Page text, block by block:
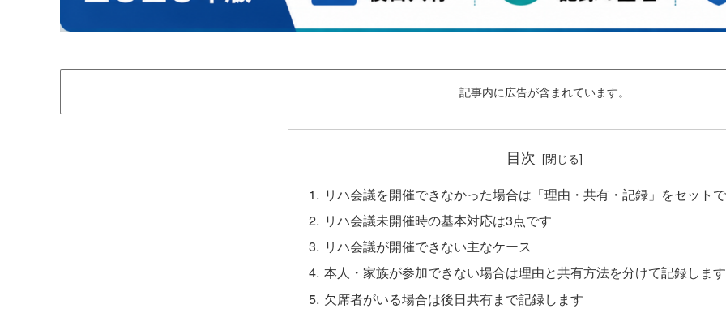
記事内に広告が含まれています。
目次
リハ会議を開催できなかった場合は「理由・共有・記録」をセット
リハ会議未開催時の基本対応は3点です
リハ会議が開催できない主なケース
本人・家族が参加できない場合は理由と共有方法を分けて記録します
欠席者がいる場合は後日共有まで記録します